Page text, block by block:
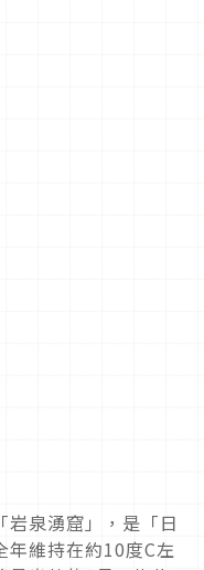
泉湧窟」，是「日
年維持在約10度C左